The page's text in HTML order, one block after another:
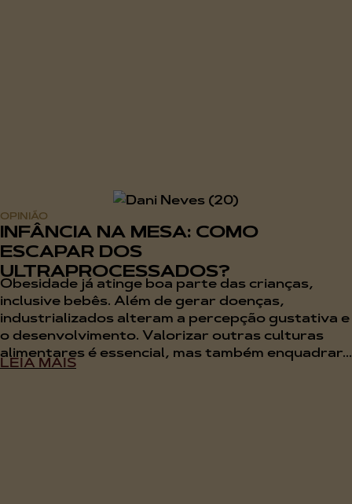
OPINIÃO
INFÂNCIA NA MESA: COMO
ESCAPAR DOS
ULTRAPROCESSADOS?
Obesidade já atinge boa parte das crianças,
inclusive bebês. Além de gerar doenças,
industrializados alteram a percepção gustativa e
o desenvolvimento. Valorizar outras culturas
alimentares é essencial, mas também enquadrar...
LEIA MAIS